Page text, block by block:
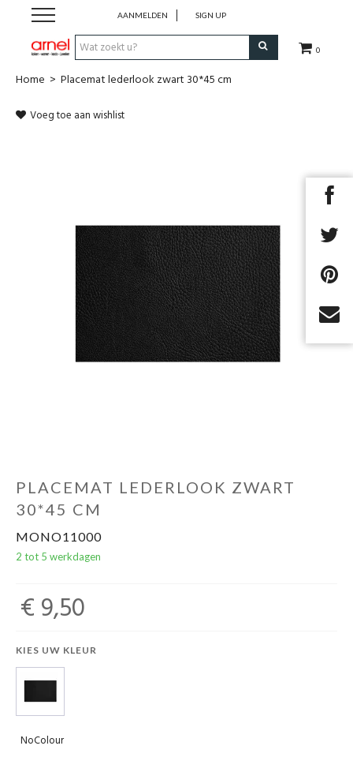
0
AANMELDEN SIGN UP
Koken
Geschenken
Cadeaubon
Home > Placemat lederlook zwart 30*45 cm
Voeg toe aan wishlist
PLACEMAT LEDERLOOK ZWART
30*45 CM
MONO11000
2 tot 5 werkdagen
€ 9,50
KIES UW KLEUR
NoColour